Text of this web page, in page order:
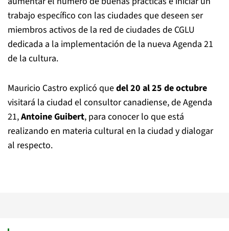
trabajo específico con las ciudades que deseen ser
miembros activos de la red de ciudades de CGLU
dedicada a la implementación de la nueva Agenda 21
de la cultura.
Mauricio Castro explicó quedel 20 al 25 de octubre
visitará la ciudad el consultor canadiense, de Agenda
21,Antoine Guibert, para conocer lo que está
realizando en materia cultural en la ciudad y dialogar
al respecto.